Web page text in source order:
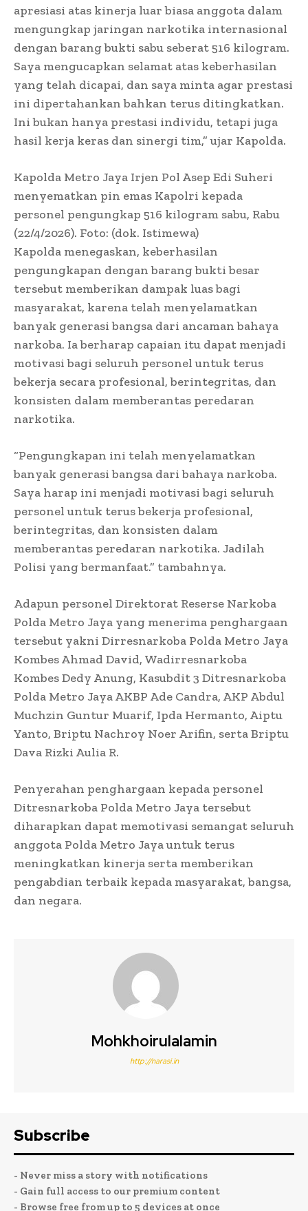
apresiasi atas kinerja luar biasa anggota dalam
mengungkap jaringan narkotika internasional
dengan barang bukti sabu seberat 516 kilogram.
Saya mengucapkan selamat atas keberhasilan
yang telah dicapai, dan saya minta agar prestasi
ini dipertahankan bahkan terus ditingkatkan.
Ini bukan hanya prestasi individu, tetapi juga
hasil kerja keras dan sinergi tim,” ujar Kapolda.
Kapolda Metro Jaya Irjen Pol Asep Edi Suheri
menyematkan pin emas Kapolri kepada
personel pengungkap 516 kilogram sabu, Rabu
(22/4/2026). Foto: (dok. Istimewa)
Kapolda menegaskan, keberhasilan
pengungkapan dengan barang bukti besar
tersebut memberikan dampak luas bagi
masyarakat, karena telah menyelamatkan
banyak generasi bangsa dari ancaman bahaya
narkoba. Ia berharap capaian itu dapat menjadi
motivasi bagi seluruh personel untuk terus
bekerja secara profesional, berintegritas, dan
konsisten dalam memberantas peredaran
narkotika.
“Pengungkapan ini telah menyelamatkan
banyak generasi bangsa dari bahaya narkoba.
Saya harap ini menjadi motivasi bagi seluruh
personel untuk terus bekerja profesional,
berintegritas, dan konsisten dalam
memberantas peredaran narkotika. Jadilah
Polisi yang bermanfaat.” tambahnya.
Adapun personel Direktorat Reserse Narkoba
Polda Metro Jaya yang menerima penghargaan
tersebut yakni Dirresnarkoba Polda Metro Jaya
Kombes Ahmad David, Wadirresnarkoba
Kombes Dedy Anung, Kasubdit 3 Ditresnarkoba
Polda Metro Jaya AKBP Ade Candra, AKP Abdul
Muchzin Guntur Muarif, Ipda Hermanto, Aiptu
Yanto, Briptu Nachroy Noer Arifin, serta Briptu
Dava Rizki Aulia R.
Penyerahan penghargaan kepada personel
Ditresnarkoba Polda Metro Jaya tersebut
diharapkan dapat memotivasi semangat seluruh
anggota Polda Metro Jaya untuk terus
meningkatkan kinerja serta memberikan
pengabdian terbaik kepada masyarakat, bangsa,
dan negara.
Mohkhoirulalamin
http://narasi.in
Subscribe
- Never miss a story with notifications
- Gain full access to our premium content
- Browse free from up to 5 devices at once